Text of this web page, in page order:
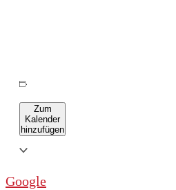
Zum
Kalender
hinzufügen
Google